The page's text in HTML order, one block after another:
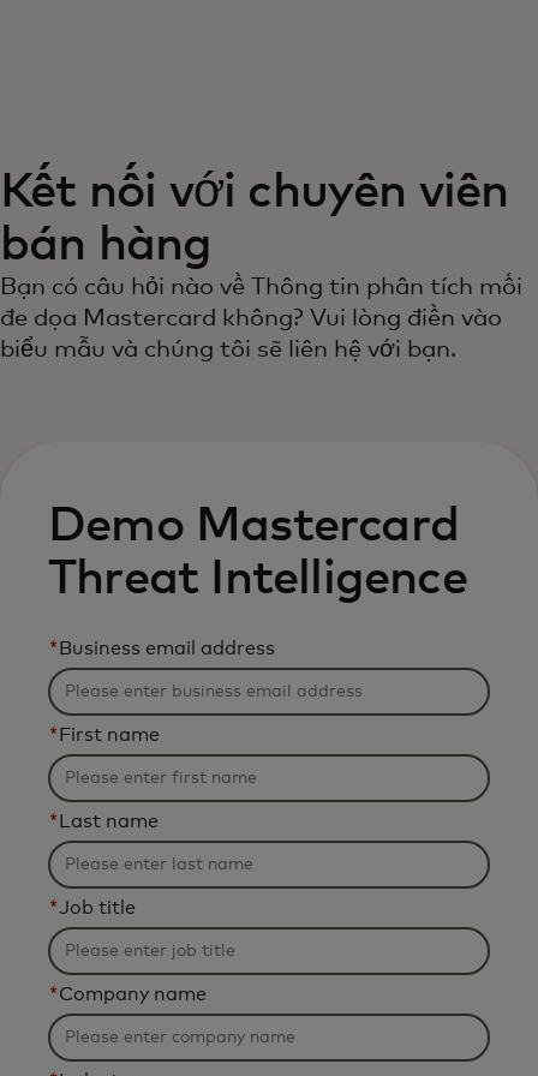
Dành cho thế giới
Dành cho nhà đổi mới
Tin tức và xu hướng
Kết nối với chuyên viên
bán hàng
Bạn có câu hỏi nào về Thông tin phân tích mối
đe dọa Mastercard không? Vui lòng điền vào
biểu mẫu và chúng tôi sẽ liên hệ với bạn.
Demo Mastercard
Threat Intelligence
* Business email address
* First name
* Last name
*Job title
*Company name